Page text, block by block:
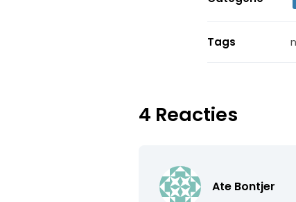
Tags
4 Reacties
Ate Bontjer